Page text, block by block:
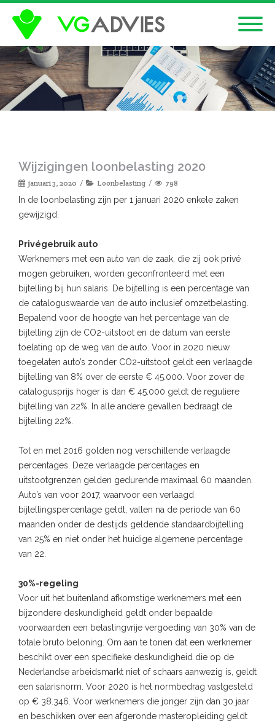
Wijzigingen loonbelasting 2020
januari 3, 2020 Loonbelasting 798
In de loonbelasting zijn per 1 januari 2020 enkele zaken
gewijzigd.
Privégebruik auto
Werknemers met een auto van de zaak, die zij ook privé
mogen gebruiken, worden geconfronteerd met een
bijtelling bij hun salaris. De bijtelling is een percentage van
de cataloguswaarde van de auto inclusief omzetbelasting.
Bepalend voor de hoogte van het percentage van de
bijtelling zijn de CO2-uitstoot en de datum van eerste
toelating op de weg van de auto. Voor in 2020 nieuw
toegelaten auto’s zonder CO2-uitstoot geldt een verlaagde
bijtelling van 8% over de eerste € 45.000. Voor zover de
catalogusprijs hoger is dan € 45.000 geldt de reguliere
bijtelling van 22%. In alle andere gevallen bedraagt de
bijtelling 22%.
Tot en met 2016 golden nog verschillende verlaagde
percentages. Deze verlaagde percentages en
uitstootgrenzen gelden gedurende maximaal 60 maanden.
Auto’s van voor 2017, waarvoor een verlaagd
bijtellingspercentage geldt, vallen na de periode van 60
maanden onder de destijds geldende standaardbijtelling
van 25% en niet onder het huidige algemene percentage
van 22.
30%-regeling
Voor uit het buitenland afkomstige werknemers met een
bijzondere deskundigheid geldt onder bepaalde
voorwaarden een belastingvrije vergoeding van 30% van de
totale bruto beloning. Om aan te tonen dat een werknemer
beschikt over een specifieke deskundigheid die op de
Nederlandse arbeidsmarkt niet of schaars aanwezig is, geldt
een salarisnorm. Voor 2020 is het normbedrag vastgesteld
op € 38.346. Voor werknemers die jonger zijn dan 30 jaar
en beschikken over een afgeronde masteropleiding geldt